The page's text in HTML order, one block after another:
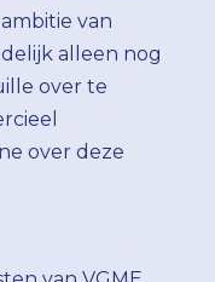
van
alleen nog
over te
over deze